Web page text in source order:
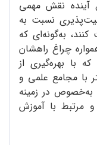
نقش مهمی
نسبت به
به‌گونه‌ای که
چراغ راهشان
با بهره‌گیری از
با مجامع علمی و
به‌خصوص در زمینه‌
و مرتبط با آموزش